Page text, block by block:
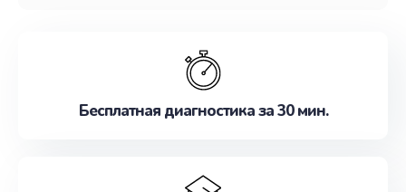
Бесплатная диагностика за 30 мин.